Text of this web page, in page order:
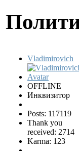
Vladimirovich
OFFLINE
Инквизитор
Posts: 117119
Thank you
received: 2714
Karma: 123